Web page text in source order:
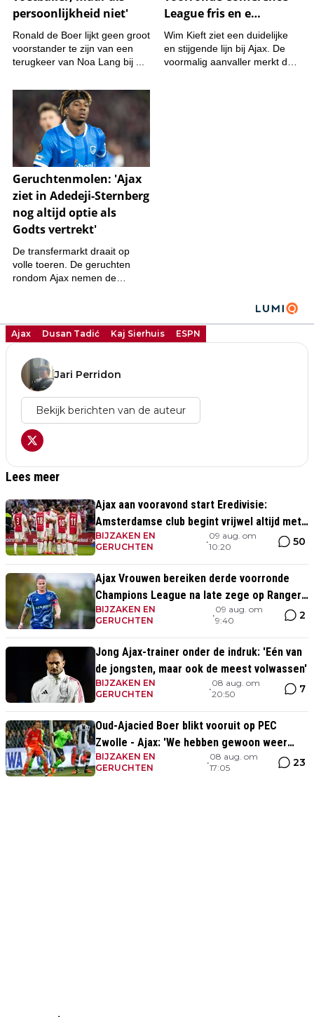
Ajax Dusan Tadić Kaj Sierhuis ESPN
Jari Perridon
Bekijk berichten van de auteur
Lees meer
Ajax aan vooravond start Eredivisie:
Amsterdamse club begint vrijwel altijd met
zege
BIJZAKEN EN
GERUCHTEN
•
09 aug. om
10:20
50
Ajax Vrouwen bereiken derde voorronde
Champions League na late zege op Rangers
FC
BIJZAKEN EN
GERUCHTEN
•
09 aug. om
9:40
2
Jong Ajax-trainer onder de indruk: 'Eén van
de jongsten, maar ook de meest volwassen'
BIJZAKEN EN
GERUCHTEN
•
08 aug. om
20:50
7
Oud-Ajacied Boer blikt vooruit op PEC
Zwolle - Ajax: 'We hebben gewoon weer
kans tegen Ajax'
BIJZAKEN EN
GERUCHTEN
•
08 aug. om
17:05
23